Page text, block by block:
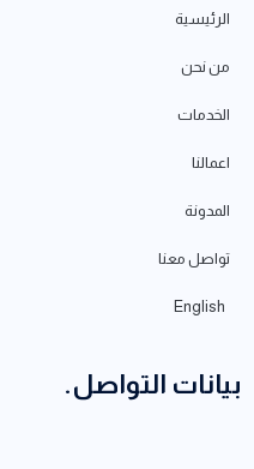
الرئيسية
من نحن
الخدمات
اعمالنا
المدونة
تواصل معنا
English
بيانات التواصل.